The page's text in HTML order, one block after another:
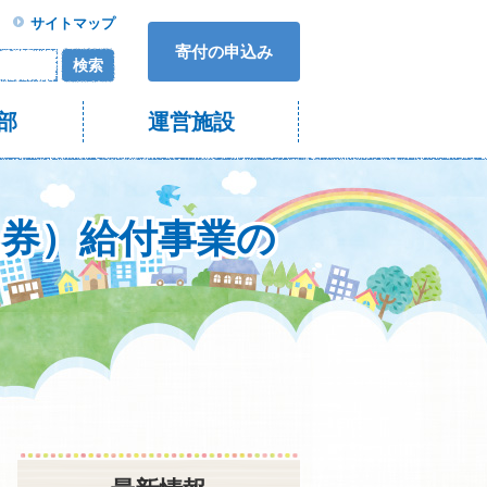
運営施設
寄付の申込み
サイトマップ
検索
）給付事業の